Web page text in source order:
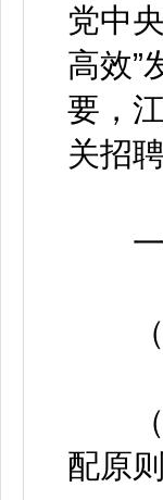
党中
高效”
要，
关招
一
（
（二
配原则